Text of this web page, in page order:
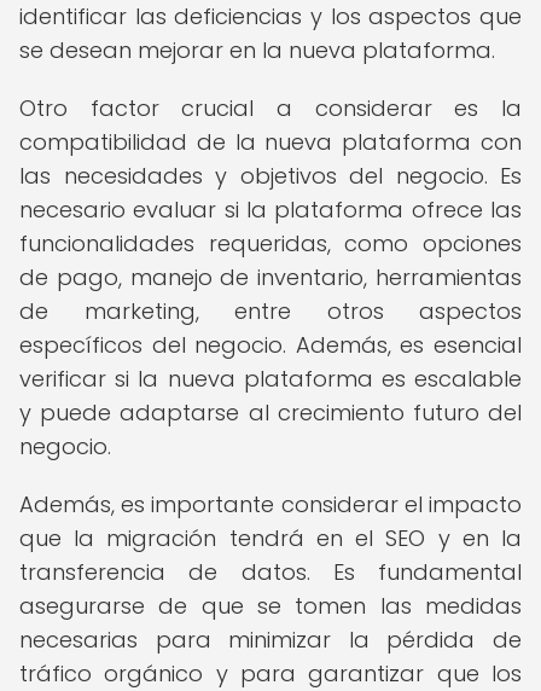
identificar las deficiencias y los aspectos que
se desean mejorar en la nueva plataforma.
Otro factor crucial a considerar es la
compatibilidad de la nueva plataforma con
las necesidades y objetivos del negocio. Es
necesario evaluar si la plataforma ofrece las
funcionalidades requeridas, como opciones
de pago, manejo de inventario, herramientas
de marketing, entre otros aspectos
específicos del negocio. Además, es esencial
verificar si la nueva plataforma es escalable
y puede adaptarse al crecimiento futuro del
negocio.
Además, es importante considerar el impacto
que la migración tendrá en el SEO y en la
transferencia de datos. Es fundamental
asegurarse de que se tomen las medidas
necesarias para minimizar la pérdida de
tráfico orgánico y para garantizar que los